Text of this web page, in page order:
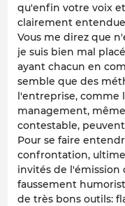
qu'enfin votre voix
clairement
Vous me direz que
je suis bien mal
ayant chacun en
semble que des
l'entreprise, comme
management,
contestable,
Pour se faire
confrontation,
invités de l'émission
faussement
de très bons outils: